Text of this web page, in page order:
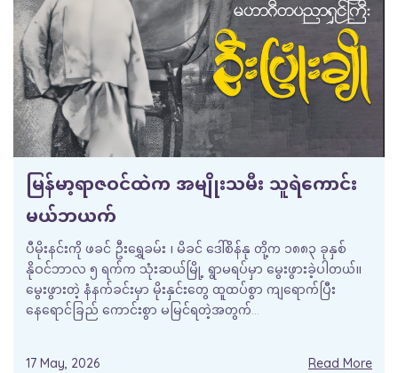
မြန်မာ့ရာဇဝင်ထဲက အမျိုးသမီး သူရဲကောင်း
မယ်ဘယက်
ပီမိုးနင်းကို ဖခင် ဦးရွှေခမ်း ၊ မိခင် ဒေါ်စိန်နု တို့က ၁၈၈၃ ခုနှစ်
နိုဝင်ဘာလ ၅ ရက်က သုံးဆယ်မြို့ ရွာမရပ်မှာ မွေးဖွားခဲ့ပါတယ်။
မွေးဖွားတဲ့ နံနက်ခင်းမှာ မိုးနှင်းတွေ ထူထပ်စွာ ကျရောက်ပြီး
နေရောင်ခြည် ကောင်းစွာ မမြင်ရတဲ့အတွက်...
17 May, 2026 Read More